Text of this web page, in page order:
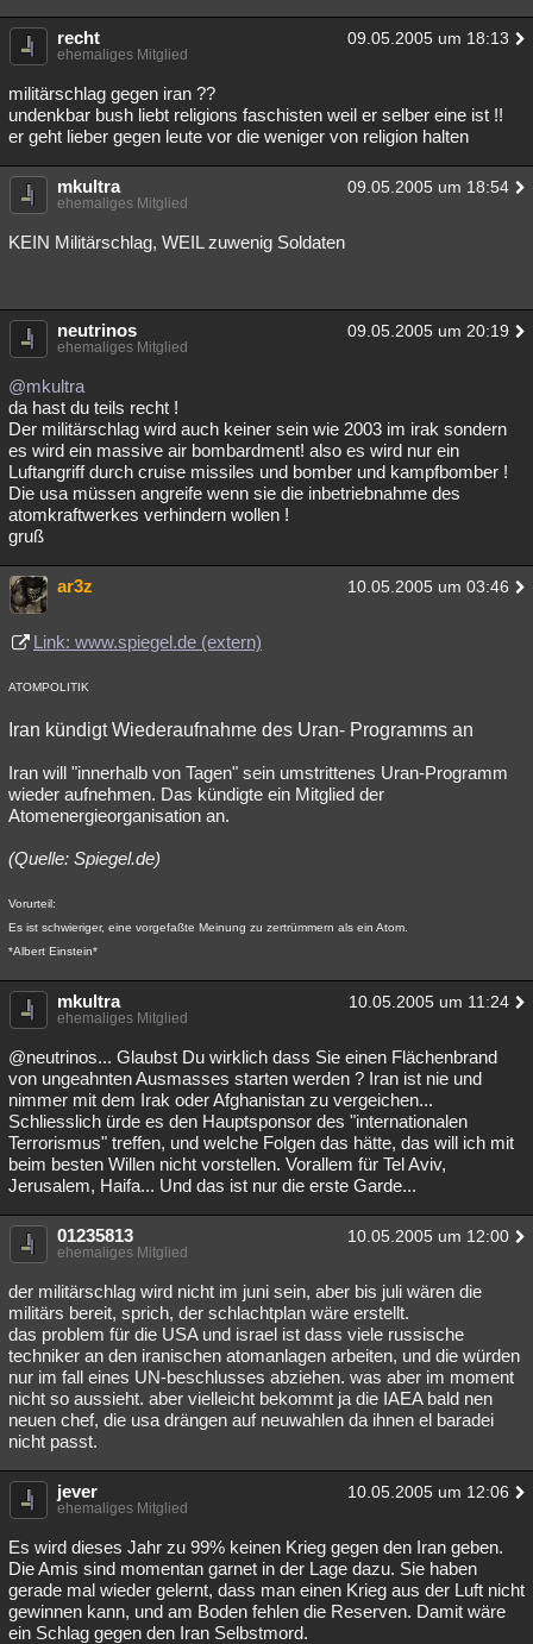
recht 09.05.2005 um 18:13
ehemaliges Mitglied
militärschlag gegen iran ??
undenkbar bush liebt religions faschisten weil er selber eine ist !!
er geht lieber gegen leute vor die weniger von religion halten
mkultra 09.05.2005 um 18:54
ehemaliges Mitglied
KEIN Militärschlag, WEIL zuwenig Soldaten
neutrinos 09.05.2005 um 20:19
ehemaliges Mitglied
@mkultra
da hast du teils recht !
Der militärschlag wird auch keiner sein wie 2003 im irak sondern
es wird ein massive air bombardment! also es wird nur ein
Luftangriff durch cruise missiles und bomber und kampfbomber !
Die usa müssen angreife wenn sie die inbetriebnahme des
atomkraftwerkes verhindern wollen !
gruß
ar3z 10.05.2005 um 03:46
Link: www.spiegel.de (extern)
ATOMPOLITIK
Iran kündigt Wiederaufnahme des Uran- Programms an
Iran will "innerhalb von Tagen" sein umstrittenes Uran-Programm
wieder aufnehmen. Das kündigte ein Mitglied der
Atomenergieorganisation an.
(Quelle: Spiegel.de)
Vorurteil:
Es ist schwieriger, eine vorgefaßte Meinung zu zertrümmern als ein Atom.
*Albert Einstein*
mkultra 10.05.2005 um 11:24
ehemaliges Mitglied
@neutrinos... Glaubst Du wirklich dass Sie einen Flächenbrand
von ungeahnten Ausmasses starten werden ? Iran ist nie und
nimmer mit dem Irak oder Afghanistan zu vergeichen...
Schliesslich ürde es den Hauptsponsor des "internationalen
Terrorismus" treffen, und welche Folgen das hätte, das will ich mit
beim besten Willen nicht vorstellen. Vorallem für Tel Aviv,
Jerusalem, Haifa... Und das ist nur die erste Garde...
01235813 10.05.2005 um 12:00
ehemaliges Mitglied
der militärschlag wird nicht im juni sein, aber bis juli wären die
militärs bereit, sprich, der schlachtplan wäre erstellt.
das problem für die USA und israel ist dass viele russische
techniker an den iranischen atomanlagen arbeiten, und die würden
nur im fall eines UN-beschlusses abziehen. was aber im moment
nicht so aussieht. aber vielleicht bekommt ja die IAEA bald nen
neuen chef, die usa drängen auf neuwahlen da ihnen el baradei
nicht passt.
jever 10.05.2005 um 12:06
ehemaliges Mitglied
Es wird dieses Jahr zu 99% keinen Krieg gegen den Iran geben.
Die Amis sind momentan garnet in der Lage dazu. Sie haben
gerade mal wieder gelernt, dass man einen Krieg aus der Luft nicht
gewinnen kann, und am Boden fehlen die Reserven. Damit wäre
ein Schlag gegen den Iran Selbstmord.